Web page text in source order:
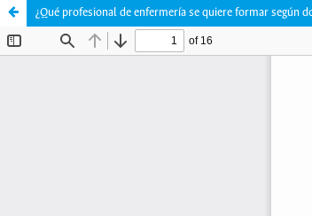
¿Qué profesional de enfermería se quiere formar según